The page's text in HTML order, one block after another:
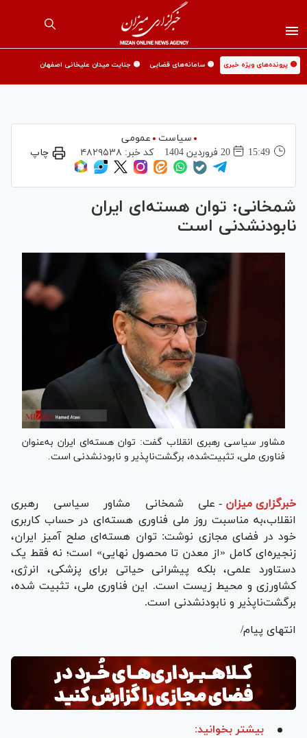
🟡 پرونده‌های ویژه خبری 🟡 سامانه‌های قضایی 🟡 جنایت میدان علیخانی اصفهان
سیاست
عمومی
15:49
20 فروردين 1404 کد خبر: ۴۸۲۹۵۳۸ چاپ
شمخانی: توان هسته‌ای ایران
نابودنشدنی است
مشاور سیاسی رهبری انقلاب گفت: توان هسته‌ای ایران به‌عنوان
فناوری ملی، تثبیت‌شده، برگشت‌ناپذیر و ‎نابودنشدنی است.
خبرگزاری میزان - علی شمخانی مشاور سیاسی رهبری
انقلاب،به مناسبت روز ملی فناوری هسته‌ای در حساب کاربری
خود در فضای مجازی نوشت: توان هسته‌ای صلح آمیز ایران،
زنجیره‌ای کامل «از معدن تا محصول نهایی» است؛ نه فقط یک
دستاورد علمی، بلکه پیشرانی حیاتی برای پزشکی، انرژی،
کشاورزی و محیط زیست است. این فناوری ملی، تثبیت شده،
برگشت‌ناپذیر و نابودنشدنی است.
انتهای پیام/
بیشتر بخوانید: